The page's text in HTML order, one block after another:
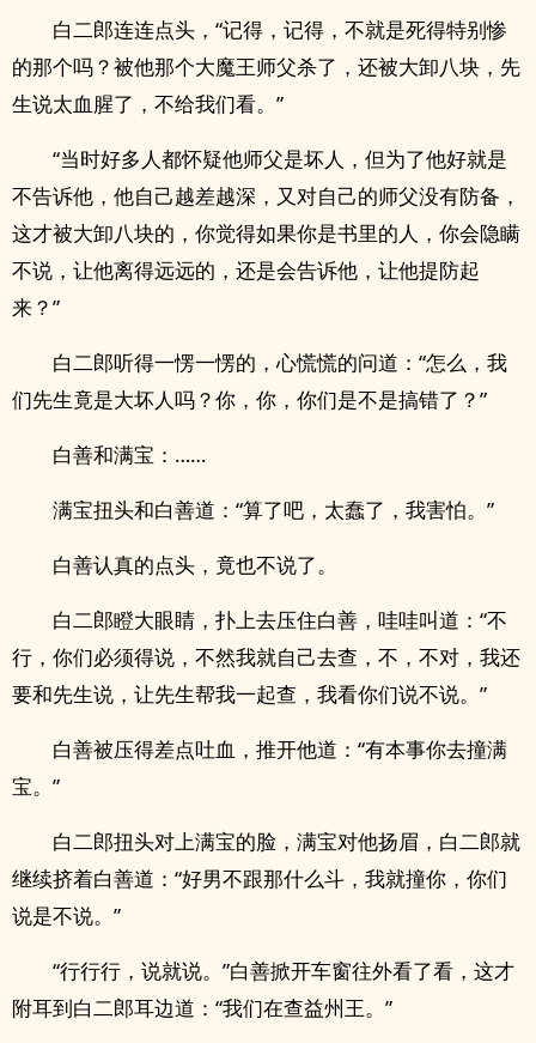
白二郎连连点头，“记得，记得，不就是死得特别惨
的那个吗？被他那个大魔王师父杀了，还被大卸八块，先
生说太血腥了，不给我们看。”
“当时好多人都怀疑他师父是坏人，但为了他好就是
不告诉他，他自己越差越深，又对自己的师父没有防备，
这才被大卸八块的，你觉得如果你是书里的人，你会隐瞒
不说，让他离得远远的，还是会告诉他，让他提防起
来？”
白二郎听得一愣一愣的，心慌慌的问道：“怎么，我
们先生竟是大坏人吗？你，你，你们是不是搞错了？”
白善和满宝：……
满宝扭头和白善道：“算了吧，太蠢了，我害怕。”
白善认真的点头，竟也不说了。
白二郎瞪大眼睛，扑上去压住白善，哇哇叫道：“不
行，你们必须得说，不然我就自己去查，不，不对，我还
要和先生说，让先生帮我一起查，我看你们说不说。”
白善被压得差点吐血，推开他道：“有本事你去撞满
宝。”
白二郎扭头对上满宝的脸，满宝对他扬眉，白二郎就
继续挤着白善道：“好男不跟那什么斗，我就撞你，你们
说是不说。”
“行行行，说就说。”白善掀开车窗往外看了看，这才
附耳到白二郎耳边道：“我们在查益州王。”